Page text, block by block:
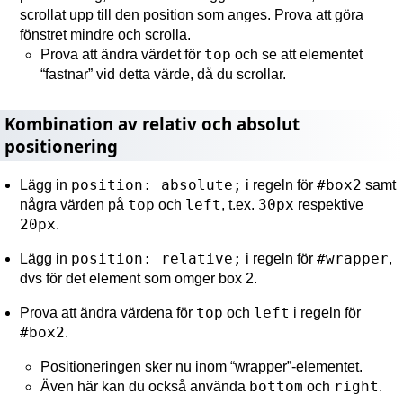
scrollat upp till den position som anges. Prova att göra
fönstret mindre och scrolla.
Prova att ändra värdet för top och se att elementet
“fastnar” vid detta värde, då du scrollar.
Kombination av relativ och absolut
positionering
Lägg in position: absolute; i regeln för#box2 samt
några värden på top och left, t.ex. 30px respektive
20px.
Lägg in position: relative; i regeln för#wrapper,
dvs för det element som omger box 2.
Prova att ändra värdena för top och left i regeln för
#box2.
Positioneringen sker nu inom “wrapper”-elementet.
Även här kan du också använda bottom och right.